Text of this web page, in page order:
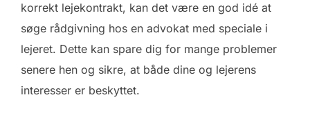
korrekt lejekontrakt, kan det være en god idé at
søge rådgivning hos en advokat med speciale i
lejeret. Dette kan spare dig for mange problemer
senere hen og sikre, at både dine og lejerens
interesser er beskyttet.